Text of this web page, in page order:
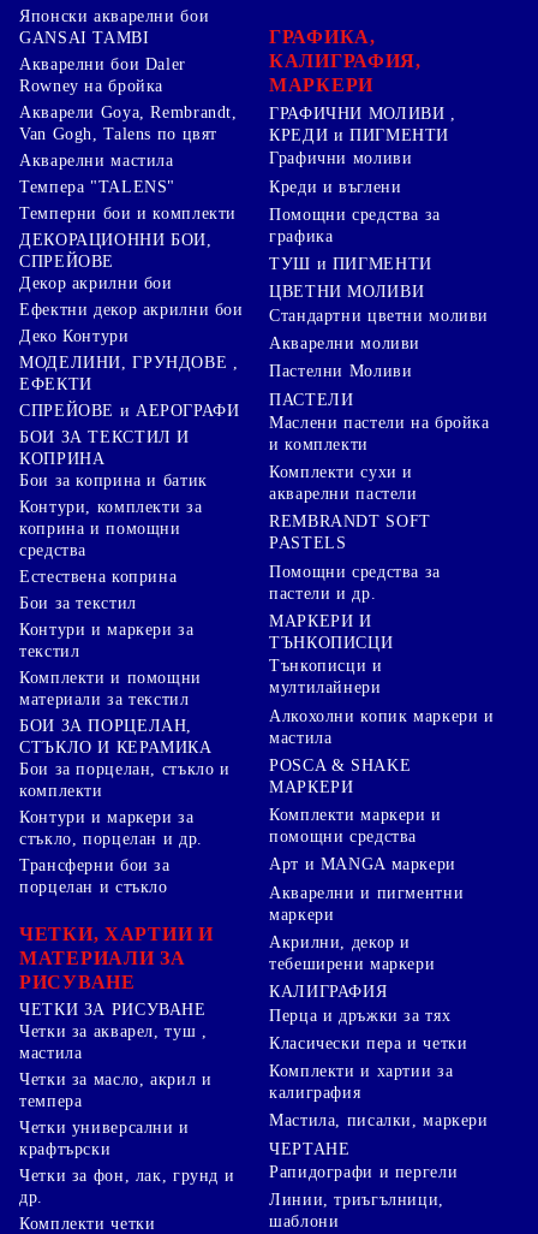
Японски акварелни бои
GANSAI TAMBI
Акварелни бои Daler
Rowney на бройка
Акварели Goya, Rembrandt,
Van Gogh, Talens по цвят
Акварелни мастила
Темпера "TALENS"
Темперни бои и комплекти
ДЕКОРАЦИОННИ БОИ,
СПРЕЙОВЕ
Декор акрилни бои
Ефектни декор акрилни бои
Деко Контури
МОДЕЛИНИ, ГРУНДОВЕ ,
ЕФЕКТИ
СПРЕЙОВЕ и АЕРОГРАФИ
БОИ ЗА ТЕКСТИЛ И
КОПРИНА
Бои за коприна и батик
Контури, комплекти за
коприна и помощни
средства
Естествена коприна
Бои за текстил
Контури и маркери за
текстил
Комплекти и помощни
материали за текстил
БОИ ЗА ПОРЦЕЛАН,
СТЪКЛО И КЕРАМИКА
Бои за порцелан, стъкло и
комплекти
Контури и маркери за
стъкло, порцелан и др.
Трансферни бои за
порцелан и стъкло
ЧЕТКИ, ХАРТИИ И
МАТЕРИАЛИ ЗА
РИСУВАНЕ
ЧЕТКИ ЗА РИСУВАНЕ
Четки за акварел, туш ,
мастила
Четки за масло, акрил и
темпера
Четки универсални и
крафтърски
Четки за фон, лак, грунд и
др.
Комплекти четки
ГРАФИКА,
КАЛИГРАФИЯ,
МАРКЕРИ
ГРАФИЧНИ МОЛИВИ ,
КРЕДИ и ПИГМЕНТИ
Графични моливи
Креди и въглени
Помощни средства за
графика
ТУШ и ПИГМЕНТИ
ЦВЕТНИ МОЛИВИ
Стандартни цветни моливи
Акварелни моливи
Пастелни Моливи
ПАСТЕЛИ
Маслени пастели на бройка
и комплекти
Комплекти сухи и
акварелни пастели
REMBRANDT SOFT
PASTELS
Помощни средства за
пастели и др.
МАРКЕРИ И
ТЪНКОПИСЦИ
Тънкописци и
мултилайнери
Алкохолни копик маркери и
мастила
POSCA & SHAKE
МАРКЕРИ
Комплекти маркери и
помощни средства
Арт и MANGA маркери
Акварелни и пигментни
маркери
Акрилни, декор и
тебеширени маркери
КАЛИГРАФИЯ
Перца и дръжки за тях
Класически пера и четки
Комплекти и хартии за
калиграфия
Мастила, писалки, маркери
ЧЕРТАНЕ
Рапидографи и пергели
Линии, триъгълници,
шаблони